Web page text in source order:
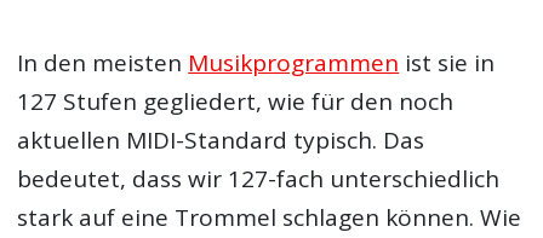
In den meisten Musikprogrammen ist sie in
127 Stufen gegliedert, wie für den noch
aktuellen MIDI-Standard typisch. Das
bedeutet, dass wir 127-fach unterschiedlich
stark auf eine Trommel schlagen können. Wie